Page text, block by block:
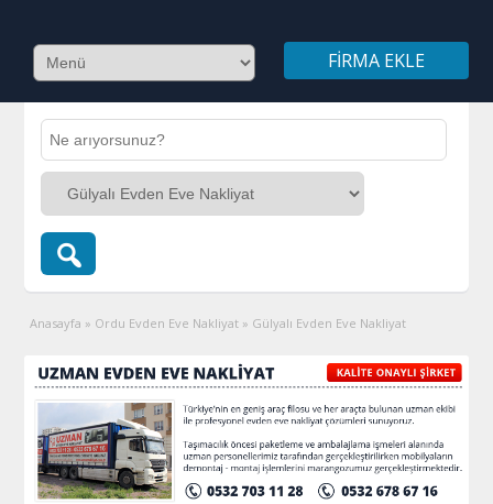
FIRMA EKLE
Anasayfa » Ordu Evden Eve Nakliyat » Gülyalı Evden Eve Nakliyat